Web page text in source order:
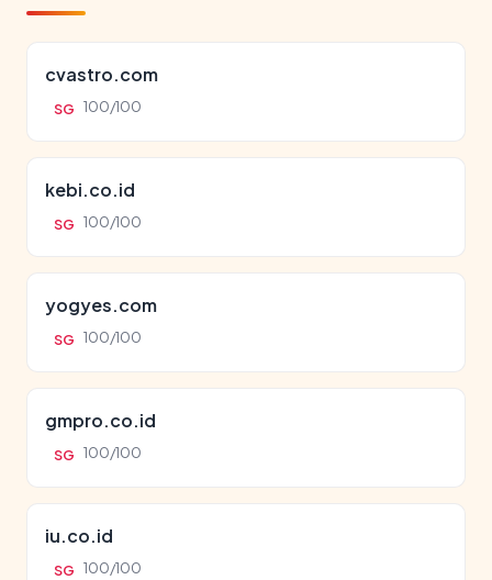
cvastro.com
SG 100/100
kebi.co.id
SG 100/100
yogyes.com
SG 100/100
gmpro.co.id
SG 100/100
iu.co.id
SG 100/100